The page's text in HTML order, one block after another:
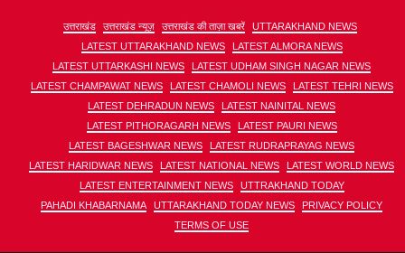
उत्तराखंड उत्तराखंड न्यूज़ उत्तराखंड की ताज़ा खबरें
UTTARAKHAND NEWS
LATEST UTTARAKHAND NEWS
LATEST ALMORA NEWS
LATEST UTTARKASHI NEWS
LATEST UDHAM SINGH NAGAR NEWS
LATEST CHAMPAWAT NEWS
LATEST CHAMOLI NEWS
LATEST TEHRI NEWS
LATEST DEHRADUN NEWS
LATEST NAINITAL NEWS
LATEST PITHORAGARH NEWS
LATEST PAURI NEWS
LATEST BAGESHWAR NEWS
LATEST RUDRAPRAYAG NEWS
LATEST HARIDWAR NEWS
LATEST NATIONAL NEWS
LATEST WORLD NEWS
LATEST ENTERTAINMENT NEWS
UTTRAKHAND TODAY
PAHADI KHABARNAMA
UTTARAKHAND TODAY NEWS
PRIVACY POLICY
TERMS OF USE